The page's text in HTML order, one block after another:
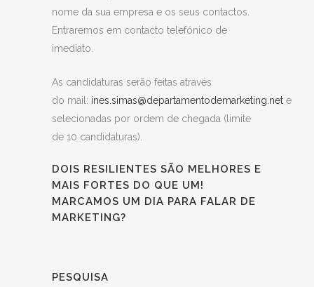
nome da sua empresa e os seus contactos.
Entraremos em contacto telefónico de
imediato.
As candidaturas serão feitas através
do mail: ines.simas@departamentodemarketing.net e
selecionadas por ordem de chegada (limite
de 10 candidaturas).
DOIS RESILIENTES SÃO MELHORES E
MAIS FORTES DO QUE UM!
MARCAMOS UM DIA PARA FALAR DE
MARKETING?
PESQUISA